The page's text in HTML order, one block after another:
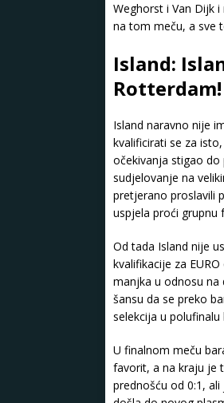
Weghorst i Van Dijk
na tom meču, a sve
Island:
Rotterdam!
Island naravno nije
kvalificirati se za
očekivanja stigao
sudjelovanje na
pretjerano proslavili
uspjela proći grupnu
Od tada Island nije
kvalifikacije za
manjka u odnosu na
šansu da se preko
selekcija u
U finalnom meču
favorit, a na kraju je
prednošću od 0:1,